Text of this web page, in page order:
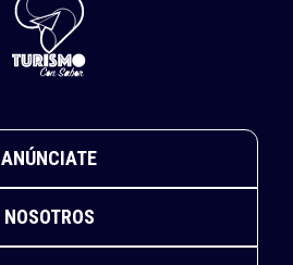
ANÚNCIATE
NOSOTROS